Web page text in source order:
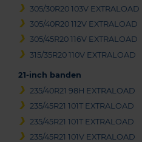
305/30R20 103V EXTRALOAD
305/40R20 112V EXTRALOAD
305/45R20 116V EXTRALOAD
315/35R20 110V EXTRALOAD
21-inch banden
235/40R21 98H EXTRALOAD
235/45R21 101T EXTRALOAD
235/45R21 101T EXTRALOAD
235/45R21 101V EXTRALOAD